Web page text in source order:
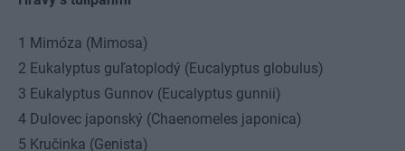
1 Mimóza (Mimosa)
2 Eukalyptus guľatoplodý (Eucalyptus globulus)
3 Eukalyptus Gunnov (Eucalyptus gunnii)
4 Dulovec japonský (Chaenomeles japonica)
5 Kručinka (Genista)